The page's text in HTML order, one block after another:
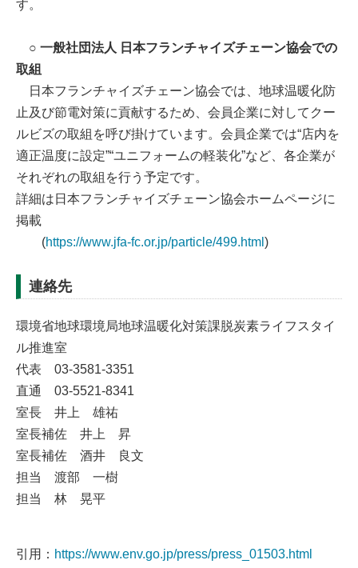
す。
○ 一般社団法人 日本フランチャイズチェーン協会での
取組
日本フランチャイズチェーン協会では、地球温暖化防
止及び節電対策に貢献するため、会員企業に対してクー
ルビズの取組を呼び掛けています。会員企業では“店内を
適正温度に設定”“ユニフォームの軽装化”など、各企業が
それぞれの取組を行う予定です。
詳細は日本フランチャイズチェーン協会ホームページに
掲載
(https://www.jfa-fc.or.jp/particle/499.html )
連絡先
環境省地球環境局地球温暖化対策課脱炭素ライフスタイ
ル推進室
代表 03-3581-3351
直通 03-5521-8341
室長 井上 雄祐
室長補佐 井上 昇
室長補佐 酒井 良文
担当 渡部 一樹
担当 林 晃平
引用： https://www.env.go.jp/press/press_01503.html